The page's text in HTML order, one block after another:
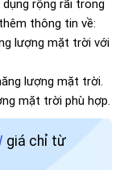
rộng rãi trong
thông tin về:
lượng mặt trời với
lượng mặt trời.
mặt trời phù hợp.
giá chỉ từ